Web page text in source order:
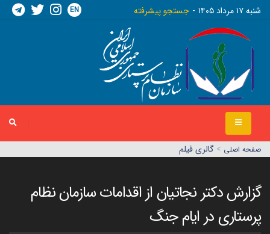
شنبه ١٧ مرداد ١٤٠٥ جستجو پیشرفته EN
صفحه اصلي > گالری فیلم
گزارش دکتر نجاتیان از اقدامات سازمان نظام
پرستاری در ایام جنگ